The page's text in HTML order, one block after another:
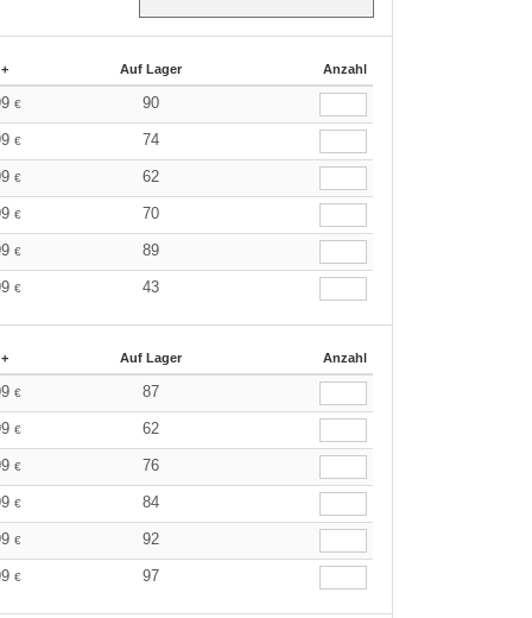
Auf Lager Anzahl
€ 90
€ 74
€ 62
€ 70
€ 89
€ 43
Auf Lager Anzahl
€ 87
€ 62
€ 76
€ 84
€ 92
€ 97